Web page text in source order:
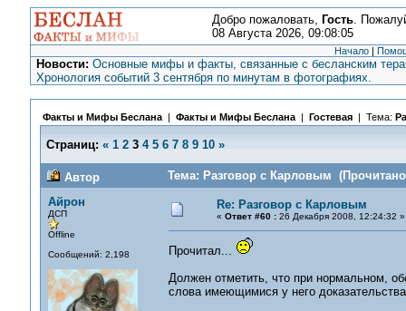
Добро пожаловать, Гость.
08 Августа 2026, 09:08:05
Начало |
Новости: Основные мифы и факты, связанные с бесланским
Хронология событий 3 сентября по минутам в фотографиях.
Факты и Мифы Беслана| Факты и Мифы Беслана| Гостевая | Тема:
Страниц: « 1 2 3 4 5 6 7 8 9 10 »
Автор
Тема: Разговор с Карловым (Прочитано
Айрон
ДСП
Offline
Сообщений: 2,198
Re: Разговор с Карловым
« Ответ #60 :26 Декабря 2008, 12:24:32 »
Прочитал...
Должен отметить, что при нормальном,
слова имеющимися у него